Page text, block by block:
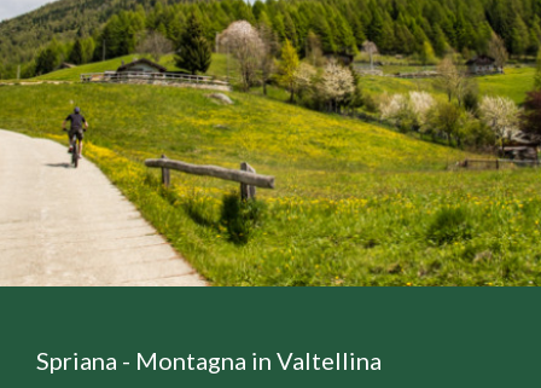
Spriana - Montagna in Valtellina